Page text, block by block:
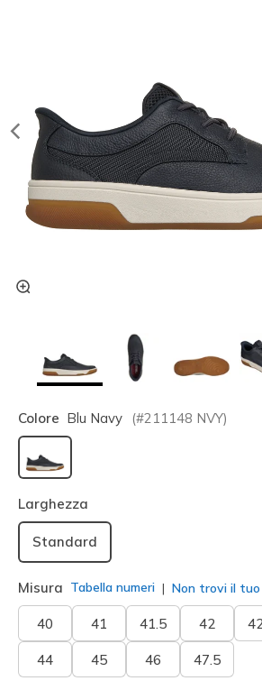
Colore Blu Navy (#211148 NVY)
selezionato
Larghezza
Standard
Misura Tabella numeri Non trovi il tuo
40 41 41.5 42
44 45 46 47.5